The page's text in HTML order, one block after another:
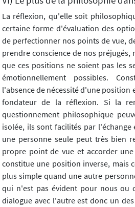
La réflexion, qu'elle soit
certaine forme d'évaluation des
de perfectionner nos points de vue,
prendre conscience de nos préjugés,
que ces positions ne soient pas les
émotionnellement possibles.
l'absence de nécessité d'une position
fondateur de la réflexion. Si la
questionnement philosophique
isolée, ils sont facilités par l'échange
une personne seule peut très bien
propre point de vue et accorder
constitue une position inverse, mais
plus simple quand une autre
qui n'est pas évident pour nous ou
dialogue avec l'autre est donc un